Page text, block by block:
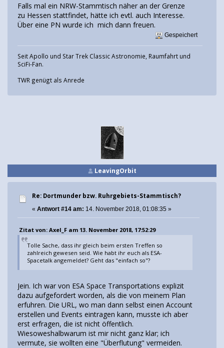
Falls mal ein NRW-Stammtisch näher an der Grenze
zu Hessen stattfindet, hätte ich evtl. auch Interesse.
Über eine PN wurde ich mich dann freuen.
Gespeichert
Seit Apollo und Star Trek Classic Astronomie, Raumfahrt und
SciFi-Fan.
TWR genügt als Anrede
LeavingOrbit
Re: Dortmunder bzw. Ruhrgebiets-Stammtisch?
« Antwort #14 am: 14. November 2018, 01:08:35 »
Zitat von: Axel_F am 13. November 2018, 17:52:29
Tolle Sache, dass ihr gleich beim ersten Treffen so
zahlreich gewesen seid. Wie habt ihr euch als ESA-
Spacetalk angemeldet? Geht das "einfach so"?
Jein. Ich war von ESA Space Transportations explizit
dazu aufgefordert worden, als die von meinem Plan
erfuhren. Die URL, wo man dann selbst einen Account
erstellen und Events eintragen kann, musste ich aber
erst erfragen, die ist nicht öffentlich.
Wiesoweshalbwarum ist mir nicht ganz klar; ich
vermute, sie wollten eine "Überflutung" vermeiden.